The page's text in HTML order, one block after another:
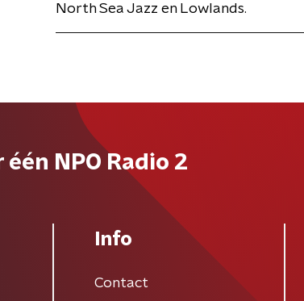
North Sea Jazz en Lowlands.
één NPO Radio 2
Info
Contact